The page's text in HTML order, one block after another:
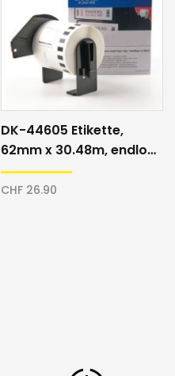
DK-44605 Etikette,
62mm x 30.48m, endlos,
gelb/schwarz
CHF 26.90